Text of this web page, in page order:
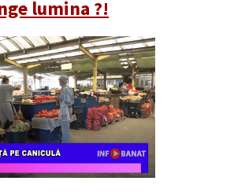
lumina ?!